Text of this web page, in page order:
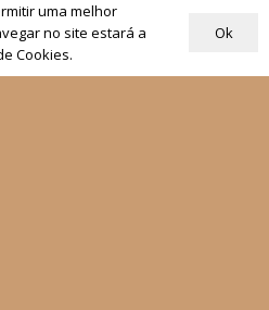
Revistas
com o Papa
uma melhor
no site estará a
Cookies.
Ok